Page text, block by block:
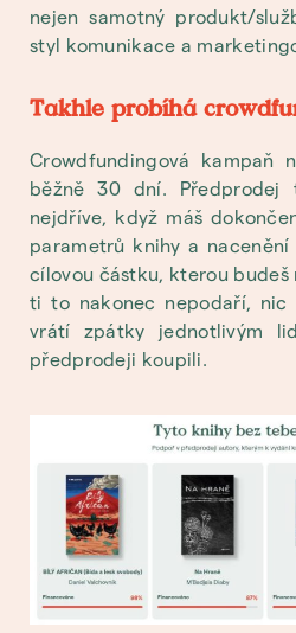
nejen samotný produkt/
styl komunikace a
Takhle probíhá
Crowdfundingová kampaň
běžně 30 dní.
nejdříve, když máš
parametrů knihy a nacenění
cílovou částku, kterou budeš
ti to nakonec nepodaří, nic
vrátí zpátky jednotlivým
předprodeji koupili.